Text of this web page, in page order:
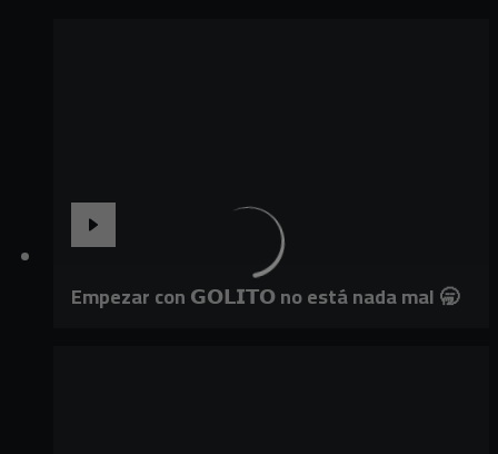
Empezar con 𝗚𝗢𝗟𝗜𝗧𝗢 no está nada mal 🥱